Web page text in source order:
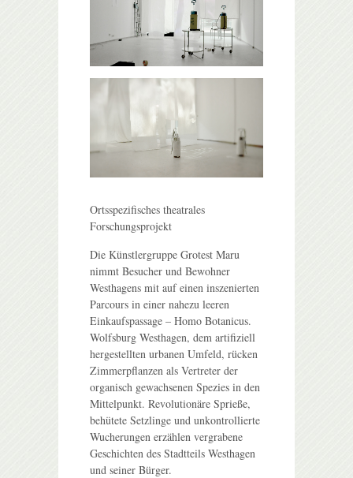
Ortsspezifisches theatrales
Forschungsprojekt
Die Künstlergruppe Grotest Maru
nimmt Besucher und Bewohner
Westhagens mit auf einen inszenierten
Parcours in einer nahezu leeren
Einkaufspassage – Homo Botanicus.
Wolfsburg Westhagen, dem artifiziell
hergestellten urbanen Umfeld, rücken
Zimmerpflanzen als Vertreter der
organisch gewachsenen Spezies in den
Mittelpunkt. Revolutionäre Sprieße,
behütete Setzlinge und unkontrollierte
Wucherungen erzählen vergrabene
Geschichten des Stadtteils Westhagen
und seiner Bürger.